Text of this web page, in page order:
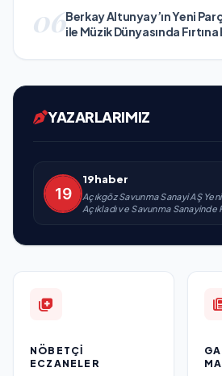
06Berkay Altunyay’ın Yeni
ile Müzik Dünyasında
YAZARLARIMIZ
19haber
Açıkgöz Savunma Sanayi AŞ
Açıkladı ve Savunma
NÖBETÇI
ECZANELER